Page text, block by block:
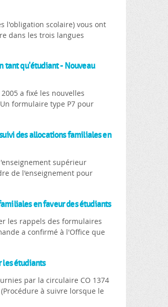
l'obligation scolaire) vous ont
dans les trois langues
tant qu'étudiant - Nouveau
a fixé les nouvelles
formulaire type P7 pour
des allocations familiales en
supérieur
de l'enseignement pour
en faveur des étudiants
les rappels des formulaires
a confirmé à l'Office que
les étudiants
par la circulaire CO 1374
à suivre lorsque le